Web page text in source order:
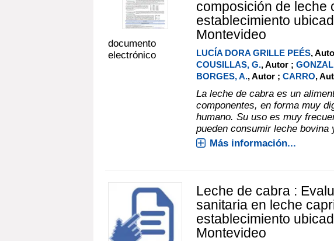
documento
electrónico
composición de leche
establecimiento
Montevideo
LUCÍA DORA GRILLE PEÉS,
COUSILLAS, G., Autor ;
BORGES, A., Autor ; CARRO,
La leche de cabra es un
componentes, en forma muy
humano. Su uso es muy
pueden consumir leche bovina
Más información...
Leche de cabra :
sanitaria en leche
establecimiento
Montevideo